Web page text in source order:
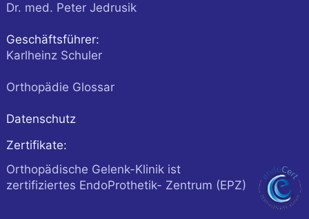
Dr. med. Peter Jedrusik
Geschäftsführer:
Karlheinz Schuler
Orthopädie Glossar
Datenschutz
Zertifikate:
Orthopädische Gelenk-Klinik ist
zertifiziertes EndoProthetik- Zentrum (EPZ)